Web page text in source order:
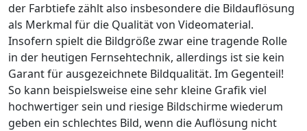
der Farbtiefe zählt also insbesondere die Bildauflösung
als Merkmal für die Qualität von Videomaterial.
Insofern spielt die Bildgröße zwar eine tragende Rolle
in der heutigen Fernsehtechnik, allerdings ist sie kein
Garant für ausgezeichnete Bildqualität. Im Gegenteil!
So kann beispielsweise eine sehr kleine Grafik viel
hochwertiger sein und riesige Bildschirme wiederum
geben ein schlechtes Bild, wenn die Auflösung nicht